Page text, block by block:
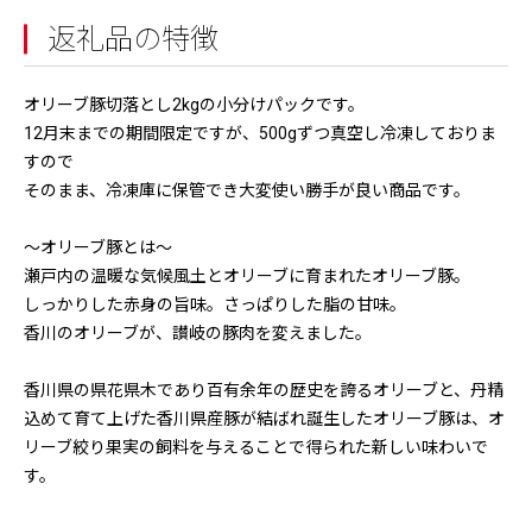
返礼品の特徴
オリーブ豚切落とし2kgの小分けパックです。
12月末までの期間限定ですが、500gずつ真空し冷凍しておりま
すので
そのまま、冷凍庫に保管でき大変使い勝手が良い商品です。
～オリーブ豚とは～
瀬戸内の温暖な気候風土とオリーブに育まれたオリーブ豚。
しっかりした赤身の旨味。さっぱりした脂の甘味。
香川のオリーブが、讃岐の豚肉を変えました。
香川県の県花県木であり百有余年の歴史を誇るオリーブと、丹精
込めて育て上げた香川県産豚が結ばれ誕生したオリーブ豚は、オ
リーブ絞り果実の飼料を与えることで得られた新しい味わいで
す。